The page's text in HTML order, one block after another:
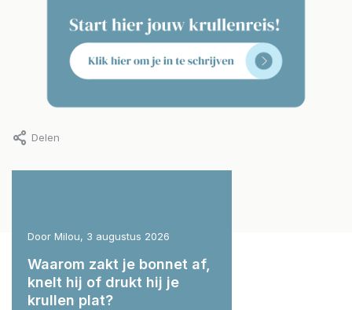
Delen
Door Milou, 3 augustus 2026
Waarom zakt je bonnet af,
knelt hij of drukt hij je
krullen plat?